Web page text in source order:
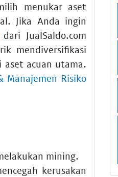
menukar aset
Jika Anda ingin
dari JualSaldo.com
mendiversifikasi
aset acuan utama.
Manajemen Risiko
mining.
kerusakan